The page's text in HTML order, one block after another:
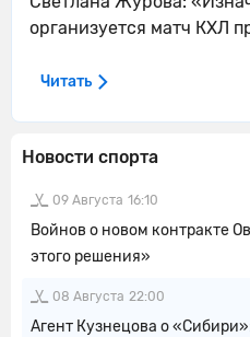
Новости спорта
09 Августа 16:10
Войнов о новом контракте
этого решения»
08 Августа 22:00
Агент Кузнецова о
организуется матч КХЛ
Читать